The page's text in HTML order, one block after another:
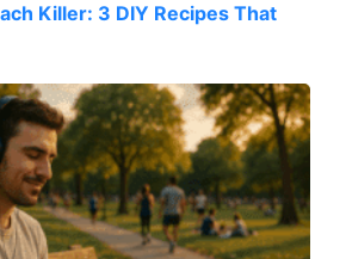
Killer: 3 DIY Recipes That